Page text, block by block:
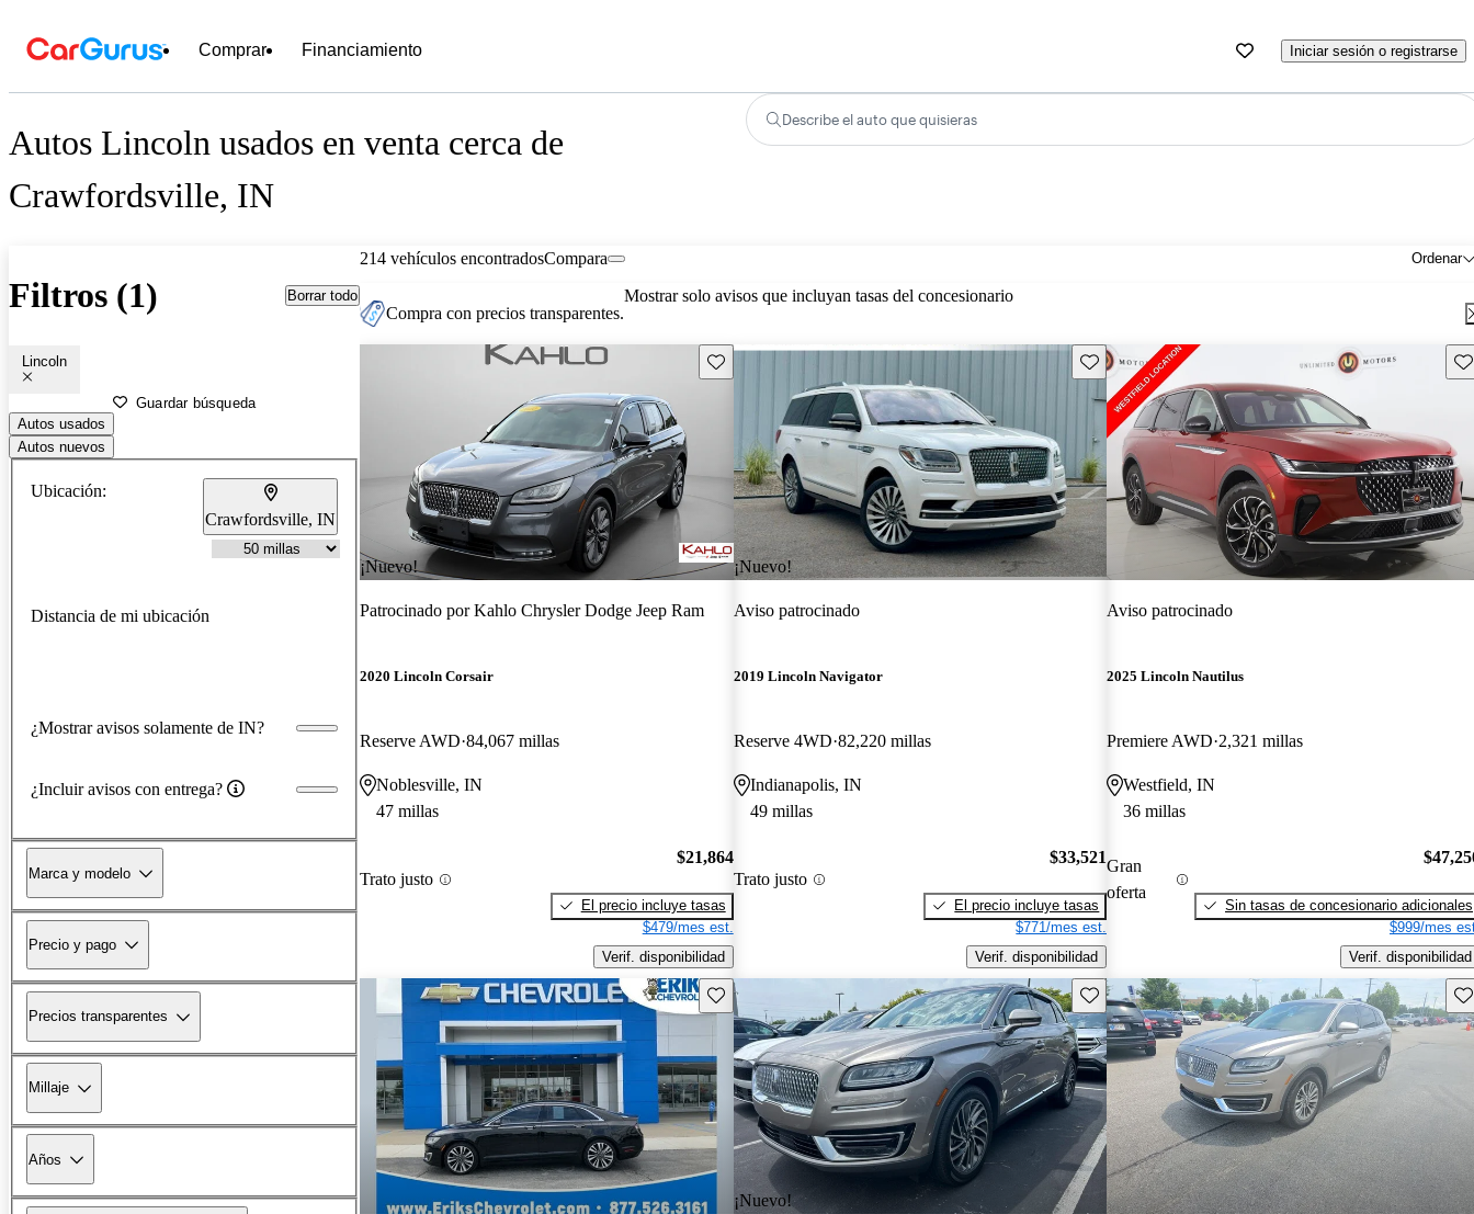
Comprar Financiamiento Iniciar sesión o registrarse
Autos Lincoln usados en venta cerca de
Crawfordsville, IN
Describe el auto que quisieras
Filtros (1) Borrar todo
Lincoln
Guardar búsqueda
Autos usados
Autos nuevos
Ubicación:
Crawfordsville, IN
Distancia de mi ubicación
¿Mostrar avisos solamente de IN?
¿Incluir avisos con entrega?
Marca y modelo
Precio y pago
Precios transparentes
Millaje
Años
214 vehículos encontrados Ordenar
Compara
Compra con precios transparentes.
Mostrar solo avisos que incluyan tasas del concesionario
¡Nuevo!
Guarda este Aviso
Patrocinado porKahlo Chrysler Dodge Jeep Ram
2020 Lincoln Corsair
Reserve AWD 84,067 millas
Noblesville, IN
47 millas
Trato justo
$21,864
El precio incluye tasas
$479/mes est.
Verif. disponibilidad
¡Nuevo!
Guarda este Aviso
Aviso patrocinado
2019 Lincoln Navigator
Reserve 4WD 82,220 millas
Indianapolis, IN
49 millas
Trato justo
$33,521
El precio incluye tasas
$771/mes est.
Verif. disponibilidad
Aviso patrocinado
2025 Lincoln Nautilus
Premiere AWD 2,321 millas
Westfield, IN
36 millas
Gran
oferta
Sin tasas de concesionario adicionales
$999/mes
Verif. disponibilidad
Guarda este Aviso
¡Nuevo!
Guarda este Aviso